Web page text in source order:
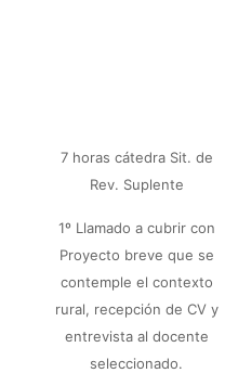
7 horas cátedra Sit. de
Rev. Suplente
1º Llamado a cubrir con
Proyecto breve que se
contemple el contexto
rural, recepción de CV y
entrevista al docente
seleccionado.